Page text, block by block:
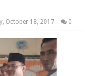
October 18, 2017 0